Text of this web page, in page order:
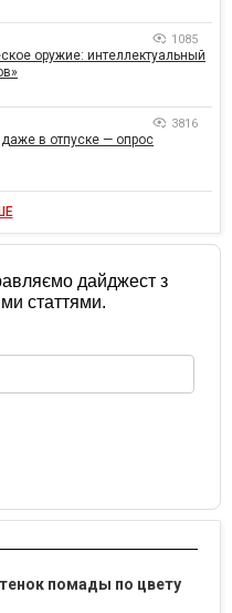
1085
оружие: интеллектуальный
3816
даже в отпуске — опрос
дайджест з
статтями.
помады по цвету